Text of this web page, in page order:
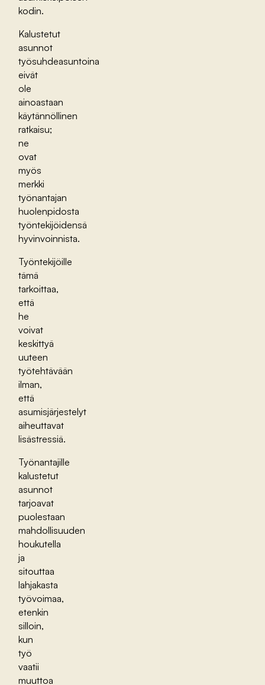
kodin.
Kalustetut
asunnot
työsuhdeasuntoina
eivät
ole
ainoastaan
käytännöllinen
ratkaisu;
ne
ovat
myös
merkki
työnantajan
huolenpidosta
työntekijöidensä
hyvinvoinnista.
Työntekijöille
tämä
tarkoittaa,
että
he
voivat
keskittyä
uuteen
työtehtävään
ilman,
että
asumisjärjestelyt
aiheuttavat
lisästressiä.
Työnantajille
kalustetut
asunnot
tarjoavat
puolestaan
mahdollisuuden
houkutella
ja
sitouttaa
lahjakasta
työvoimaa,
etenkin
silloin,
kun
työ
vaatii
muuttoa